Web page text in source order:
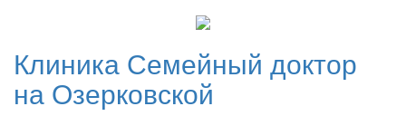
Клиника Семейный доктор
на Озерковской